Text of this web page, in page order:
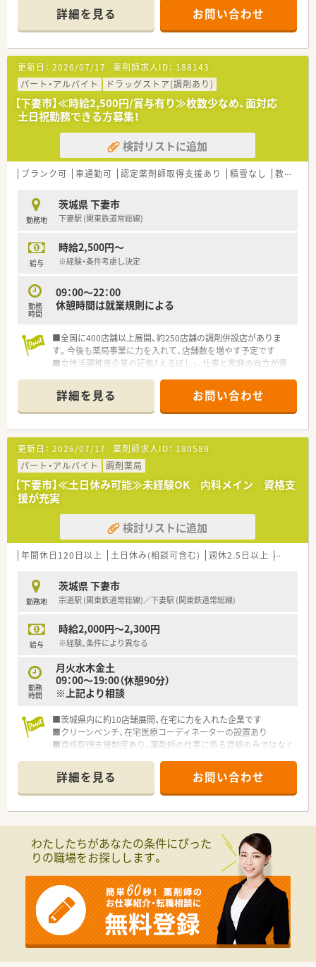
ています。また、調剤経験のない方も、集合研修、OJTを通して基
礎から学べます。家庭的な環境のなかで経験豊かなスタッフが
親身になって指導します。
■医師、訪問看護師、施設スタッフやケアマネージャーと連携
し、患者さまのご自宅や各種高齢者施設を訪問、お薬をお届け
し、薬剤管理、お薬に関するご説明やご相談に応じています
＜キャリアップについて＞
■ステップは管理薬剤師→薬局長（エリアマネージャー）→エリ
ア長→事業部長となります
■薬局長の仕事内容は店舗マネージメント全般（売上、利益の管
理、部下の育成、評価）などを担います。
■エリア長の仕事内容は、会社の経営への参加・自エリアの薬局
長の育成、評価・各薬局を巡回しての指導など多岐にわたり、門
長、薬局長が補佐します。
＜お得な準社員制度あり！＞
員の8割換算となります。
■賞与も年2回支給があり、正社員と同等の待遇ながら、週休3日
■パートから準社員、準社員から正社員などライフスタイルに合
わせて働き方を調整できます。
■皮膚科のクリニックをうけており、処方箋枚数は毎日150～
200枚と多め、スピード感も求められる環境です
詳細を見る お問い合わせ
更新日： 2026/07/17 薬剤師求人ID： 188143
パート・アルバイト
ドラッグストア(調剤あり)
【下妻市】≪時給2,500円/賞与有り≫枚数少なめ、面対応
土日祝勤務できる方募集！
検討リストに追加
ブランク可 車通勤可 認定薬剤師取得支援あり 積雪なし 教育制度あり
勤務地
茨城県 下妻市
下妻駅 (関東鉄道常総線)
給与
時給2,500円～
※経験・条件考慮し決定
勤務
時間
09：00～22：00
休憩時間は就業規則による
■全国に400店舗以上展開、約250店舗の調剤併設店がありま
す。今後も薬局事業に力を入れて、店舗数を増やす予定です
■女性活躍推進企業の証拠「えるぼし」、仕事と家庭の両立が優
■薬剤師としてのキャリア開発、自己実現をサポートする充実の
支援制度が充実
詳細を見る お問い合わせ
更新日： 2026/07/17 薬剤師求人ID： 180589
パート・アルバイト
調剤薬局
【下妻市】≪土日休み可能≫未経験OK 内科メイン 資格支
援が充実
検討リストに追加
年間休日120日以上 土日休み(相談可含む) 週休2.5日以上 週32h以
勤務地
茨城県 下妻市
宗道駅 (関東鉄道常総線)／下妻駅 (関東鉄道常総線)
給与
時給2,000円～2,300円
※経験、条件により異なる
勤務
時間
月火水木金土
09：00～19:00（休憩90分）
※上記より相談
■茨城県内に約10店舗展開、在宅に力を入れた企業です
■クリーンベンチ、在宅医療コーディネーターの設置あり
■資格取得支援制度あり、薬剤師の仕事に係る資格のみではなく
詳細を見る お問い合わせ
わたしたちがあなたの条件にぴった
りの職場をお探しします。